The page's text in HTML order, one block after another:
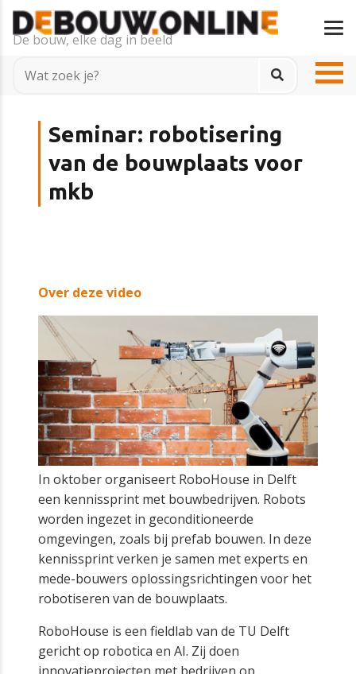
De bouw, elke dag in beeld
Seminar: robotisering
van de bouwplaats voor
mkb
Over deze video
In oktober organiseert RoboHouse in Delft
een kennissprint met bouwbedrijven. Robots
worden ingezet in geconditioneerde
omgevingen, zoals bij prefab bouwen. In deze
kennissprint verken je samen met experts en
mede-bouwers oplossingsrichtingen voor het
robotiseren van de bouwplaats.
RoboHouse is een fieldlab van de TU Delft
gericht op robotica en AI. Zij doen